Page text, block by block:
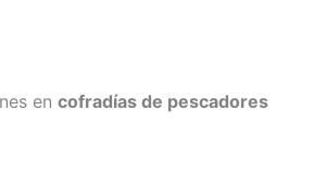
en cofradías de pescadores